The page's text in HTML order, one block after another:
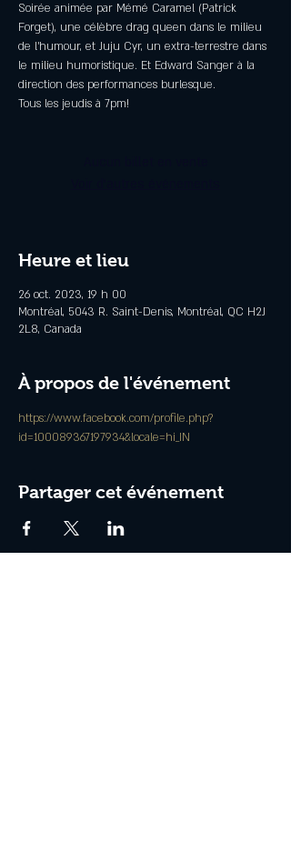
Soirée animée par Mémé Caramel (Patrick
Forget), une célèbre drag queen dans le milieu
de l'humour, et Juju Cyr, un extra-terrestre dans
le milieu humoristique. Et Edward Sanger à la
direction des performances burlesque.
Tous les jeudis à 7pm!
Heure et lieu
26 oct. 2023, 19 h 00
Montréal, 5043 R. Saint-Denis, Montréal, QC H2J
2L8, Canada
À propos de l'événement
https://www.facebook.com/profile.php?
id=100089367197934&locale=hi_IN
Partager cet événement